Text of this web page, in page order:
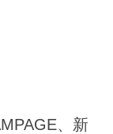
、新